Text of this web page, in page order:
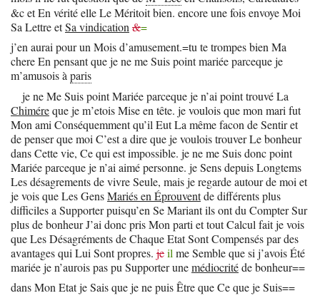
&c et En vérité elle Le Méritoit bien. encore une fois envoye Moi
Sa Lettre etSa vindication &=
j’en aurai pour un Mois d’amusement.=tu te trompes bien Ma
chere En pensant que je ne me Suis point mariée parceque je
m’amusois à paris
je ne Me Suis point Mariée parceque je n’ai point trouvé La
Chiméreque je m’etois Mise en tête. je voulois que mon mari fut
Mon ami Conséquemment qu’il Eut La même facon de Sentir et
de penser que moi C’est a dire que je voulois trouver Le bonheur
dans Cette vie, Ce qui est impossible. je ne me Suis donc point
Mariée parceque je n’ai aimé personne. je Sens depuis Longtems
Les désagrements de vivre Seule, mais je regarde autour de moi et
je vois que Les GensMariés en Éprouventde différents plus
difficiles a Supporter puisqu’en Se Mariant ils ont du Compter Sur
plus de bonheur J’ai donc pris Mon parti et tout Calcul fait je vois
que Les Désagréments de Chaque Etat Sont Compensés par des
avantages qui Lui Sont propres. jeil me Semble que si j’avois Été
mariée je n’aurois pas pu Supporter unemédiocritéde bonheur==
dans Mon Etat je Sais que je ne puis Être que Ce que je Suis==